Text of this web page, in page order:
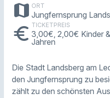
map ORT
Jungfernsprung
euro TICKETPREIS
3,00€, 2,00€ Kinder
Jahren
Die Stadt Landsberg am
den Jungfernsprung zu
zählt zu den schönsten